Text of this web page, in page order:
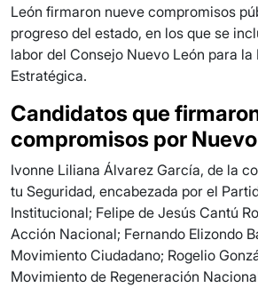
León firmaron nueve compromisos
progreso del estado, en los que se
labor del Consejo Nuevo León para la
Estratégica.
Candidatos que
compromisos por
Ivonne Liliana Álvarez García, de la
tu Seguridad, encabezada por el
Institucional; Felipe de Jesús Cantú
Acción Nacional; Fernando Elizondo
Movimiento Ciudadano; Rogelio
Movimiento de Regeneración